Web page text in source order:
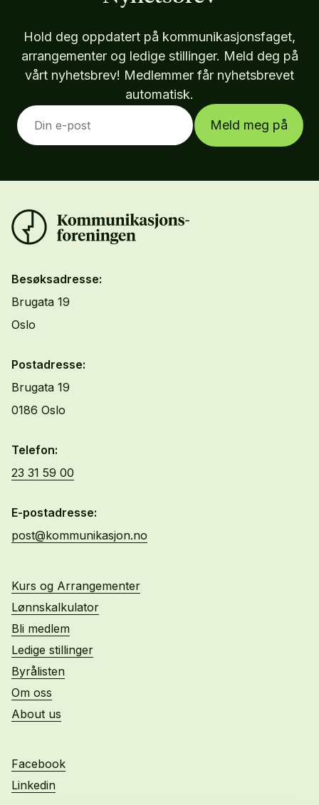
Hold deg oppdatert på kommunikasjonsfaget,
arrangementer og ledige stillinger. Meld deg på
vårt nyhetsbrev! Medlemmer får nyhetsbrevet
automatisk.
Meld meg på
Besøksadresse:
Brugata 19
Oslo
Postadresse:
Brugata 19
0186 Oslo
Telefon:
23 31 59 00
E-postadresse:
post@kommunikasjon.no
Kurs og Arrangementer
Lønnskalkulator
Bli medlem
Ledige stillinger
Byrålisten
Om oss
About us
Facebook
Linkedin